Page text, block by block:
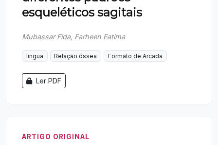
esqueléticos sagitais
Mubassar Fida, Farheen Fatima
lingua Relação óssea Formato de Arcada
Ler PDF
ARTIGO ORIGINAL